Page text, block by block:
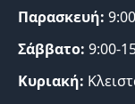
Παρασκευή:
Σάββατο: 9:00-
Κυριακή: